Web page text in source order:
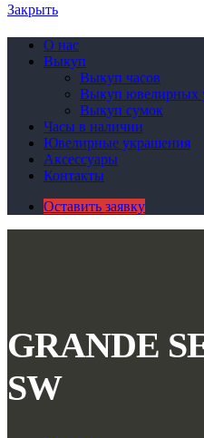
Закрыть
О нас
Выкуп
Выкуп часов
Выкуп ювелирных
Выкуп сумок
Часы в наличии
Ювелирные украшения
Аксессуары
Контакты
Оставить заявку
GRANDE
SW